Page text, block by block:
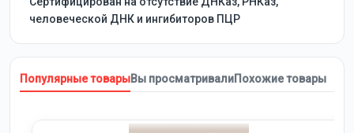
человеческой ДНК и ингибиторов ПЦР
Популярные товарыВы просматривалиПохожие товары